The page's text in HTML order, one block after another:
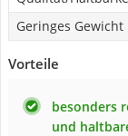
Geringes Gewicht
Vorteile
besonders
und